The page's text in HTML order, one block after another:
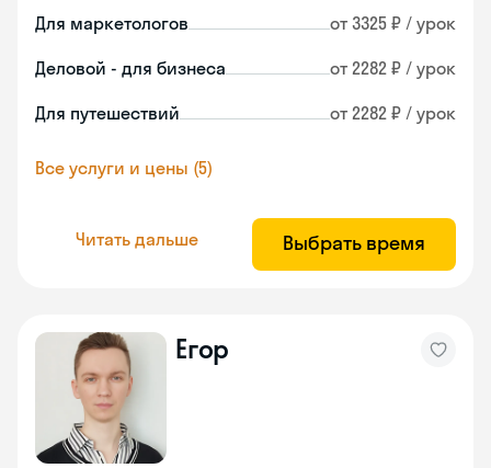
Для маркетологов от 3325 ₽ / урок
Деловой - для бизнеса от 2282 ₽ / урок
Для путешествий от 2282 ₽ / урок
Все услуги и цены (5)
Читать дальше Выбрать время
Егор